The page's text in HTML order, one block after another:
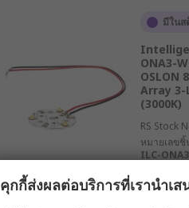
มีในส
ONA3-
OSLON
Array 3-
(3000K)
RS Stock
หมายเลขชิ้
ILC-
คุกกี้ส่งผลต่อบริการที่เรานำเ